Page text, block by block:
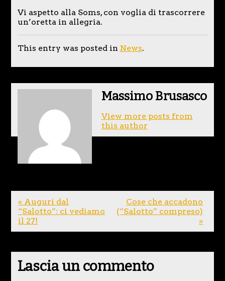
Vi aspetto alla Soms, con voglia di trascorrere
un’oretta in allegria.
This entry was posted in News.
Massimo Brusasco
View more posts from
this author
« Auguri dal
“Salotto”: ci vediamo
il 27!
Cose che accadono
(“Salotto” compreso)
»
Lascia un commento